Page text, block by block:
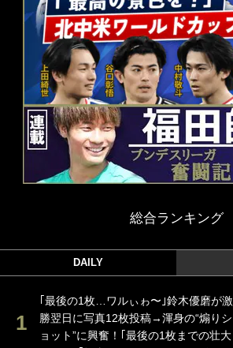
総合ランキング
DAILY
｢最後の1枚…ワルぃゎ〜｣鈴木優磨が激
勝翌日に写真12枚投稿→渾身の“煽りシ
ョット”に興奮！｢最後の1枚までの壮大